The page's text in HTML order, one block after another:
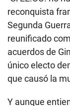
Al presidente Ford le